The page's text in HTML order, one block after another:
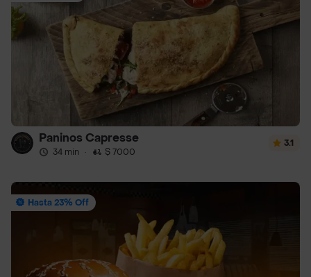
Paninos Capresse
34 min · $ 7000
3.1
Hasta 23% Off